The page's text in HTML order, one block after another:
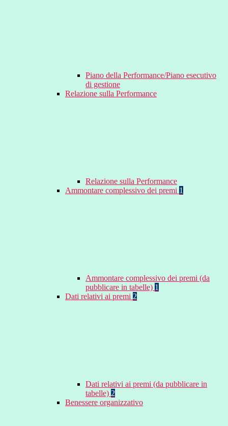
Piano della Performance/Piano esecutivo
di gestione
Relazione sulla Performance
Relazione sulla Performance
Ammontare complessivo dei premi 1
Ammontare complessivo dei premi (da
pubblicare in tabelle) 1
Dati relativi ai premi 2
Dati relativi ai premi (da pubblicare in
tabelle) 2
Benessere organizzativo